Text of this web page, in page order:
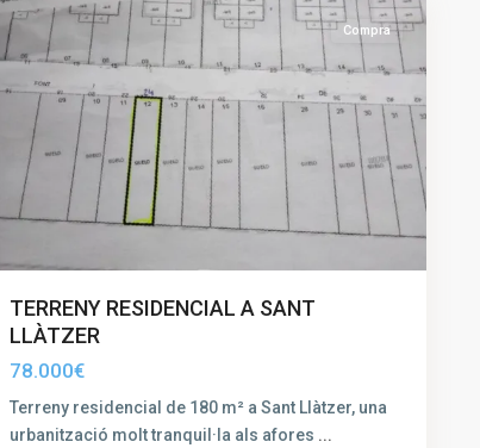
Compra
TERRENY RESIDENCIAL A SANT
LLÀTZER
78.000€
Terreny residencial de 180 m² a Sant Llàtzer, una
urbanització molt tranquil·la als afores ...